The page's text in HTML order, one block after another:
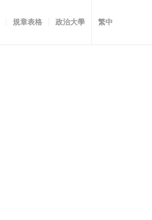
規章表格 政治大學 繁中